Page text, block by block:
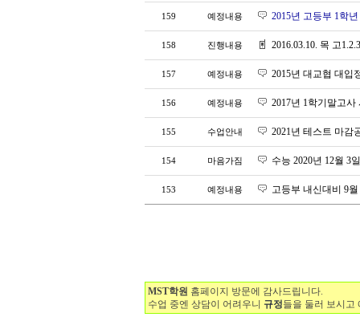
159 예정내용 2015년 고등부 1학
158 진행내용 2016.03.10. 목 고
157 예정내용 2015년 대교협 대입
156 예정내용 2017년 1학기말고
155 수업안내 2021년 테스트 마감
154 마음가짐 수능 2020년 12월 3
153 예정내용 고등부 내신대비 9
MST학원 홈페이지 방문에 감사드립니다.
수업 중엔 상담이 어려우니 규정들을 둘러 보시고